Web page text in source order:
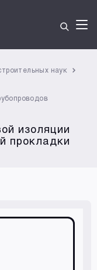
наук
изоляции
прокладки